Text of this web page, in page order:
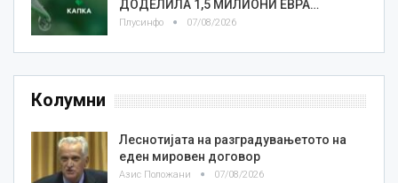
ДОДЕЛИЛА 1,5 МИЛИОНИ ЕВРА…
Плусинфо 07/08/2026
Колумни
Леснотијата на разградувањетото на
еден мировен договор
Азис Положани 07/08/2026